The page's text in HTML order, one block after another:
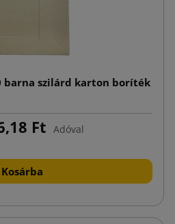
barna szilárd karton boríték
Ft Adóval
Kosárba